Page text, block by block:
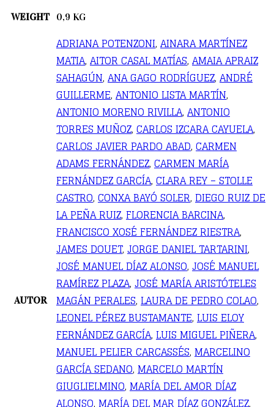
WEIGHT 0,9 KG
AUTOR
ADRIANA POTENZONI, AINARA MARTÍNEZ
MATIA, AITOR CASAL MATÍAS, AMAIA APRAIZ
SAHAGÚN, ANA GAGO RODRÍGUEZ, ANDRÉ
GUILLERME, ANTONIO LISTA MARTÍN,
ANTONIO MORENO RIVILLA, ANTONIO
TORRES MUÑOZ, CARLOS IZCARA CAYUELA,
CARLOS JAVIER PARDO ABAD, CARMEN
ADAMS FERNÁNDEZ, CARMEN MARÍA
FERNÁNDEZ GARCÍA, CLARA REY – STOLLE
CASTRO, CONXA BAYÓ SOLER, DIEGO RUIZ DE
LA PEÑA RUIZ, FLORENCIA BARCINA,
FRANCISCO XOSÉ FERNÁNDEZ RIESTRA,
JAMES DOUET, JORGE DANIEL TARTARINI,
JOSÉ MANUEL DÍAZ ALONSO, JOSÉ MANUEL
RAMÍREZ PLAZA, JOSÉ MARÍA ARISTÓTELES
MAGÁN PERALES, LAURA DE PEDRO COLAO,
LEONEL PÉREZ BUSTAMANTE, LUIS ELOY
FERNÁNDEZ GARCÍA, LUIS MIGUEL PIÑERA,
MANUEL PELIER CARCASSÉS, MARCELINO
GARCÍA SEDANO, MARCELO MARTÍN
GIUGLIELMINO, MARÍA DEL AMOR DÍAZ
ALONSO, MARÍA DEL MAR DÍAZ GONZÁLEZ,